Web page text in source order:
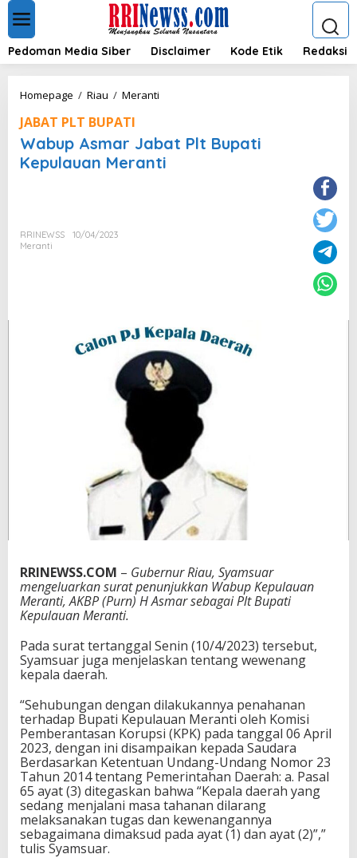
t
Pedoman Media Siber Disclaimer Kode Etik Redaksi
Homepage / Riau / Meranti
u
p
A
t
B
u
p
a
u
l
a
u
a
M
e
r
t
i
JABAT PLT BUPATI
Wabup Asmar Jabat Plt Bupati
Kepulauan Meranti
RRINEWSS
10/04/2023
Meranti
RRINEWSS.COM – Gubernur Riau, Syamsuar
mengeluarkan surat penunjukkan Wabup Kepulauan
Meranti, AKBP (Purn) H Asmar sebagai Plt Bupati
Kepulauan Meranti.
Pada surat tertanggal Senin (10/4/2023) tersebut,
Syamsuar juga menjelaskan tentang wewenang
kepala daerah.
“Sehubungan dengan dilakukannya penahanan
terhadap Bupati Kepulauan Meranti oleh Komisi
Pemberantasan Korupsi (KPK) pada tanggal 06 April
2023, dengan ini disampaikan kepada Saudara
Berdasarkan Ketentuan Undang-Undang Nomor 23
Tahun 2014 tentang Pemerintahan Daerah: a. Pasal
65 ayat (3) ditegaskan bahwa “Kepala daerah yang
sedang menjalani masa tahanan dilarang
melaksanakan tugas dan kewenangannya
sebagaimana dimaksud pada ayat (1) dan ayat (2)”,”
tulis Syamsuar.